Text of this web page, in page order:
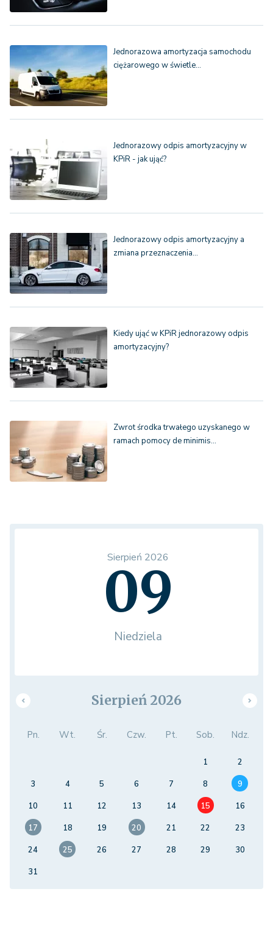
Jednorazowa amortyzacja samochodu
ciężarowego w świetle…
Jednorazowy odpis amortyzacyjny w
KPiR - jak ująć?
Jednorazowy odpis amortyzacyjny a
zmiana przeznaczenia…
Kiedy ująć w KPiR jednorazowy odpis
amortyzacyjny?
Zwrot środka trwałego uzyskanego w
ramach pomocy de minimis…
Sierpień 2026
09
Niedziela
Sierpień 2026
Pn. Wt. Śr. Czw. Pt. Sob. Ndz.
1
2
3
4 5 6 7 8
9
10
11 12 13 14 15
16
17
18 19 20 21 22
23
24
25 26 27 28 29
30
31